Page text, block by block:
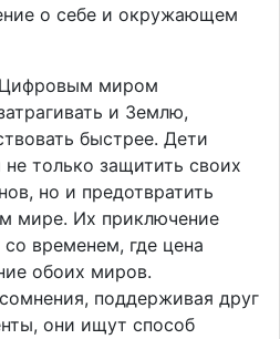
о себе и окружающем
Цифровым миром
и Землю,
быстрее. Дети
только защитить своих
но и предотвратить
мире. Их приключение
временем, где цена
обоих миров.
поддерживая друг
они ищут способ